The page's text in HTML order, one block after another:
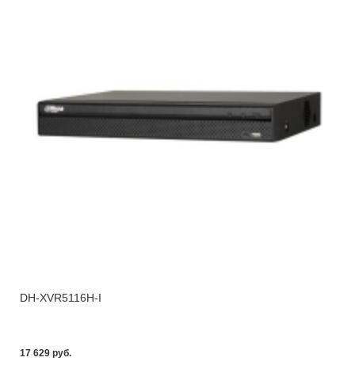
DH-XVR5116H-I
17 629 pуб.